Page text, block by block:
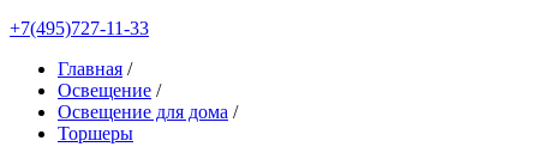
+7(495)727-11-33
Главная /
Освещение /
Освещение для дома /
Торшеры